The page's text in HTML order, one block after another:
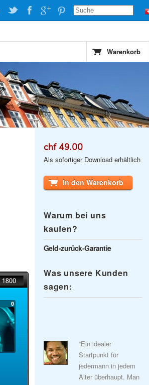
Warenkorb
chf 49.00
Als sofortiger Download erhältlich
In den Warenkorb
Warum bei uns
kaufen?
Geld-zurück-Garantie
Was unsere Kunden
sagen:
“Ein idealer
Startpunkt für
jedermann in jedem
Alter überhaupt. Man